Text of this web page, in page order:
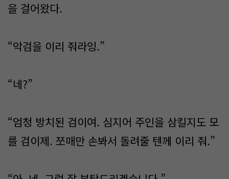
을 걸어왔다.
“악검을 이리 줘라잉.”
“네?”
“엄청 방치된 검이여. 심지어 주인을 삼킬지도 모
를 검이제. 쪼매만 손봐서 돌려줄 텐께 이리 줘.”